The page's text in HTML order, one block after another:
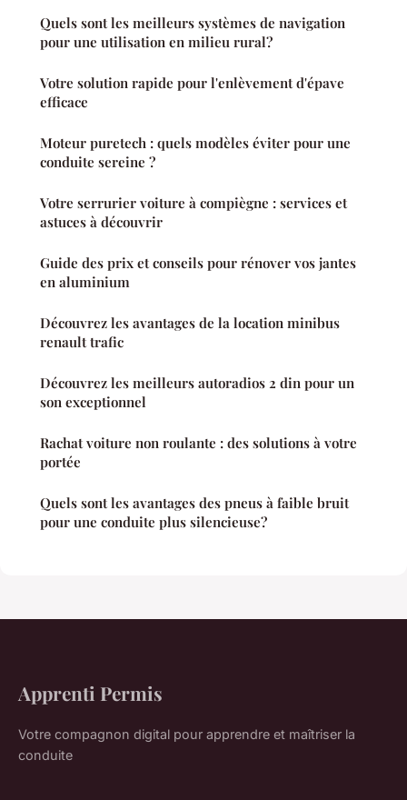
Quels sont les meilleurs systèmes de navigation
pour une utilisation en milieu rural?
Votre solution rapide pour l'enlèvement d'épave
efficace
Moteur puretech : quels modèles éviter pour une
conduite sereine ?
Votre serrurier voiture à compiègne : services et
astuces à découvrir
Guide des prix et conseils pour rénover vos jantes
en aluminium
Découvrez les avantages de la location minibus
renault trafic
Découvrez les meilleurs autoradios 2 din pour un
son exceptionnel
Rachat voiture non roulante : des solutions à votre
portée
Quels sont les avantages des pneus à faible bruit
pour une conduite plus silencieuse?
Apprenti Permis
Votre compagnon digital pour apprendre et maîtriser la
conduite